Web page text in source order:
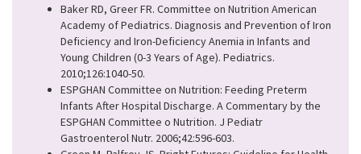
Baker RD, Greer FR. Committee on Nutrition American
Academy of Pediatrics. Diagnosis and Prevention of Iron
Deficiency and Iron-Deficiency Anemia in Infants and
Young Children (0-3 Years of Age). Pediatrics.
2010;126:1040-50.
ESPGHAN Committee on Nutrition: Feeding Preterm
Infants After Hospital Discharge. A Commentary by the
ESPGHAN Committee o Nutrition. J Pediatr
Gastroenterol Nutr. 2006;42:596-603.